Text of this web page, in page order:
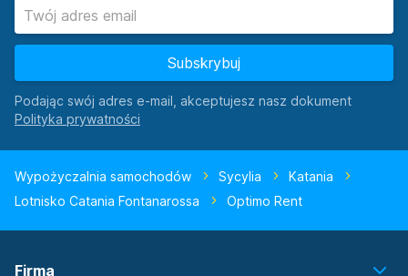
Subskrybuj
Podając swój adres e-mail, akceptujesz nasz dokument
Wypożyczalnia samochodów Sycylia
Katania
Lotnisko Catania Fontanarossa
Optimo Rent
Firma